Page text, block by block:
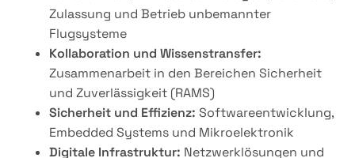
Zulassung und Betrieb unbemannter
Flugsysteme
Kollaboration und Wissenstransfer:
Zusammenarbeit in den Bereichen Sicherheit
und Zuverlässigkeit (RAMS)
Sicherheit und Effizienz: Softwareentwicklung,
Embedded Systems und Mikroelektronik
Digitale Infrastruktur: Netzwerklösungen und